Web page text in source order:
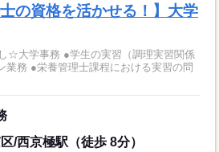
の資格を活かせる！】大学
実習（調理実習関係
務 ●栄養管理士課程における実習の問
/西京極駅（徒歩 8分）